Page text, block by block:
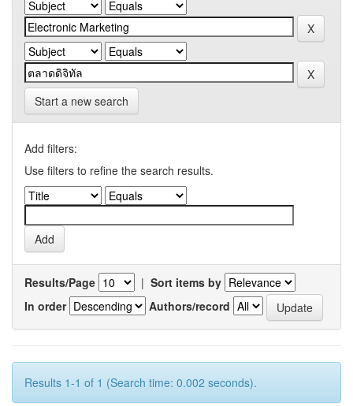
Start a new search
Add filters:
Use filters to refine the search results.
Results/Page | Sort items by
In order
Authors/record
Results 1-1 of 1 (Search time: 0.002 seconds).